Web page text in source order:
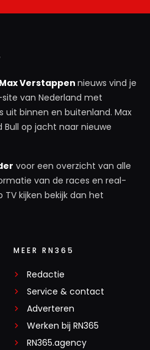
Max Verstappen nieuws vind je
site van Nederland met
uit binnen en buitenland. Max
Bull op jacht naar nieuwe
voor een overzicht van alle
van de races en real-
TV kijken bekijk dan het
MEER RN365
Redactie
Service & contact
Adverteren
Werken bij RN365
RN365.agency